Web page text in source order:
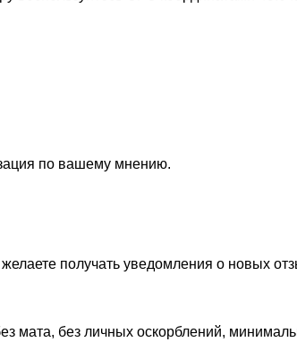
по вашему мнению.
получать уведомления о новых
мата, без личных оскорблений,